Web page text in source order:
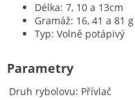
Délka: 7, 10 a 13cm
Gramáž: 16, 41 a 81 g
Typ: Volně potápivý
Druh rybolovu Přívlač
Parametry